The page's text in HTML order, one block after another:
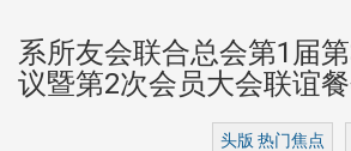
系所友会联合总会第1届
议暨第2次会员大会联谊
头版 热门焦点